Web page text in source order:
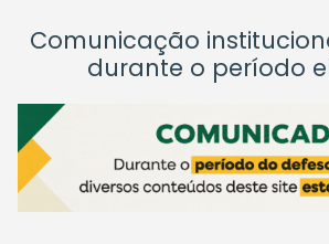
Comunicação
durante o período